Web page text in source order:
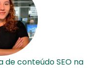
de conteúdo SEO na